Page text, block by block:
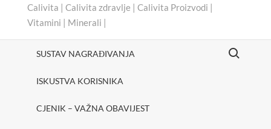
Calivita | Calivita zdravlje | Calivita Proizvodi |
Vitamini | Minerali |
SUSTAV NAGRAĐIVANJA
ISKUSTVA KORISNIKA
CJENIK – VAŽNA OBAVIJEST
Search for: